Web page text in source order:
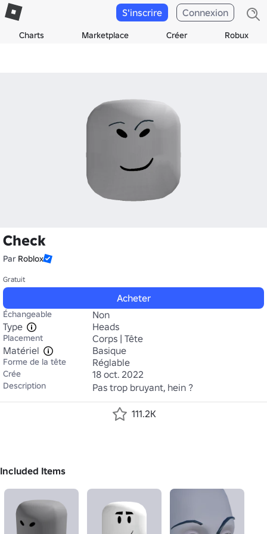
Charts Marketplace Créer Robux
S'inscrire Connexion
Check
Par Roblox
Gratuit
Acheter
Échangeable
Non
Type
Heads
Placement
Corps | Tête
Matériel
Basique
Forme de la tête Réglable
Crée 18 oct. 2022
Description Pas trop bruyant, hein ?
111.2K
Included Items